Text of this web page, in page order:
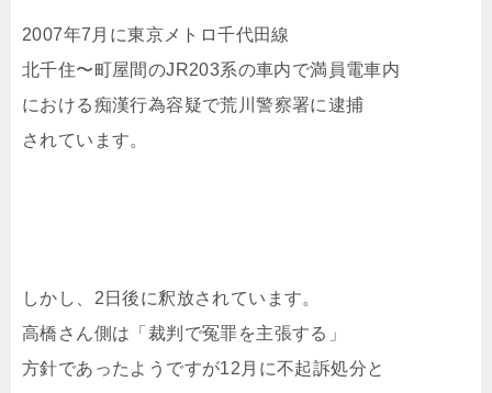
2007年7月に東京メトロ千代田線
北千住〜町屋間のJR203系の車内で満員電車内
における痴漢行為容疑で荒川警察署に逮捕
されています。
しかし、2日後に釈放されています。
高橋さん側は「裁判で冤罪を主張する」
方針であったようですが12月に不起訴処分と